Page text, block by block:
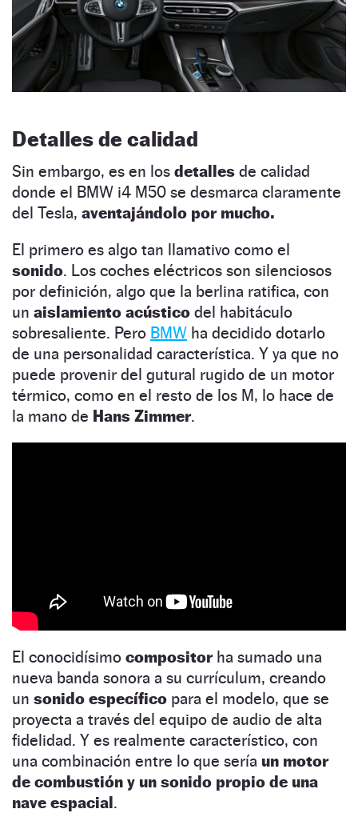
Detalles de calidad
Sin embargo, es en los detalles de calidad
donde el BMW i4 M50 se desmarca claramente
del Tesla, aventajándolo por mucho.
El primero es algo tan llamativo como el
sonido. Los coches eléctricos son silenciosos
por definición, algo que la berlina ratifica, con
un aislamiento acústico del habitáculo
sobresaliente. Pero BMW ha decidido dotarlo
de una personalidad característica. Y ya que no
puede provenir del gutural rugido de un motor
térmico, como en el resto de los M, lo hace de
la mano de Hans Zimmer.
El conocidísimo compositor ha sumado una
nueva banda sonora a su currículum, creando
un sonido específico para el modelo, que se
proyecta a través del equipo de audio de alta
fidelidad. Y es realmente característico, con
una combinación entre lo que sería un motor
de combustión y un sonido propio de una
nave espacial.